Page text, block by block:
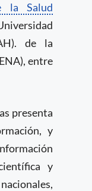
la Salud
de la
entre
presenta
y
y